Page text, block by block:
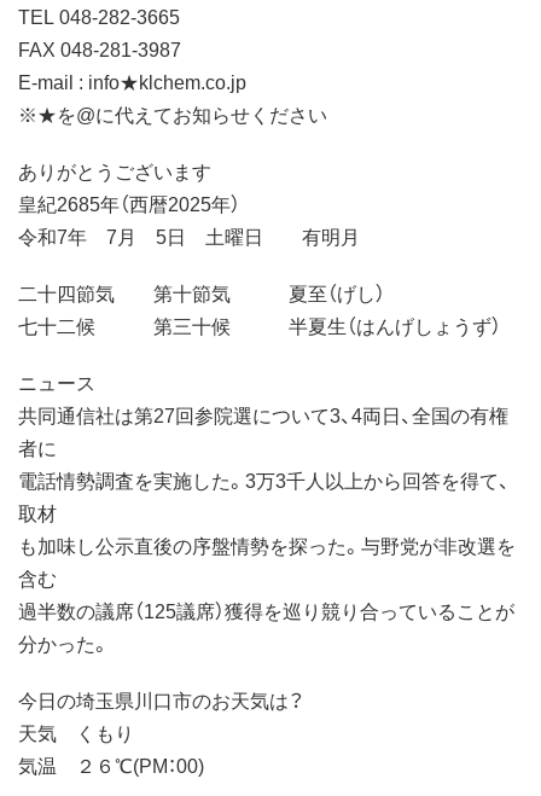
TEL 048-282-3665
FAX 048-281-3987
E-mail : info★klchem.co.jp
※★を@に代えてお知らせください
ありがとうございます
皇紀2685年（西暦2025年）
令和7年 7月 5日 土曜日 有明月
二十四節気 第十節気 夏至（げし）
七十二候 第三十候 半夏生（はんげしょうず）
ニュース
共同通信社は第27回参院選について3、4両日、全国の有権
者に
電話情勢調査を実施した。3万3千人以上から回答を得て、
取材
も加味し公示直後の序盤情勢を探った。与野党が非改選を
含む
過半数の議席（125議席）獲得を巡り競り合っていることが
分かった。
今日の埼玉県川口市のお天気は？
天気 くもり
気温 ２６℃(PM：00)